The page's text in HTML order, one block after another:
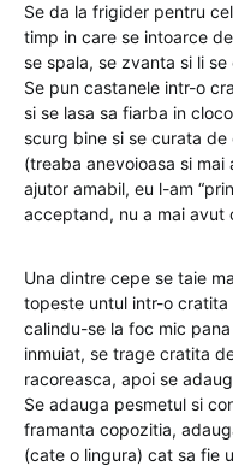
Se da la frigider pentru
timp in care se intoarce
se spala, se zvanta si li
Se pun castanele intr-o
si se lasa sa fiarba in
scurg bine si se curata
(treaba anevoioasa si
ajutor amabil, eu l-am
acceptand, nu a mai avut
Una dintre cepe se taie
topeste untul intr-o cratita
calindu-se la foc mic
inmuiat, se trage cratita
racoreasca, apoi se
Se adauga pesmetul si
framanta copozitia,
(cate o lingura) cat sa fie